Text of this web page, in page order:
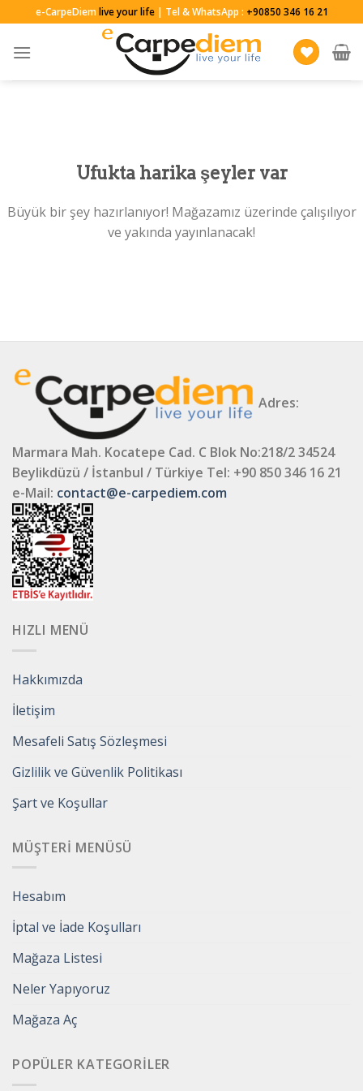
to
content
e-CarpeDiemlive your life| Tel & WhatsApp : +90850 346 16 21
Ufukta harika şeyler var
Büyük bir şey hazırlanıyor! Mağazamız üzerinde çalışılıyor
ve yakında yayınlanacak!
Adres:
Marmara Mah. Kocatepe Cad. C Blok No:218/2 34524
Beylikdüzü / İstanbul / Türkiye Tel: +90 850 346 16 21
e-Mail: contact@e-carpediem.com
HIZLI MENÜ
Hakkımızda
İletişim
Mesafeli Satış Sözleşmesi
Gizlilik ve Güvenlik Politikası
Şart ve Koşullar
MÜŞTERI MENÜSÜ
Hesabım
İptal ve İade Koşulları
Mağaza Listesi
Neler Yapıyoruz
Mağaza Aç
POPÜLER KATEGORILER